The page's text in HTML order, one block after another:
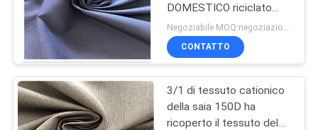
DOMESTICO riciclato
poliestere bicolore con la
membrana trasparente di
TPU
CONTATTO
3/1 di tessuto cationico
della saia 150D ha
ricoperto il tessuto del